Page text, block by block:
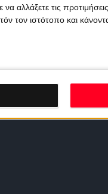
αλλάξετε τις
τον ιστότοπο και